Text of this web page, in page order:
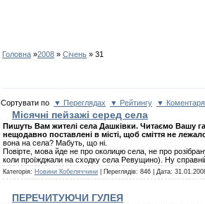
Головна »2008 » Січень » 31
Сортувати по ▼ Переглядах ▼ Рейтингу ▼
Місячні пейзажі серед села
Пишуть Вам жителі села Дашківки. Читаємо Вашу
нещодавно поставлені в місті, щоб сміття не
вона на села? Мабуть, що ні.
Повірте, мова йде не про околицю села, не про
коли проїжджали на сходку села Ревущино). Ну
Категорія: Новини Кобеляччини | Переглядів: 846 | Дата:
ПЕРЕЧИТУЮЧИ ГУЛЕЯ